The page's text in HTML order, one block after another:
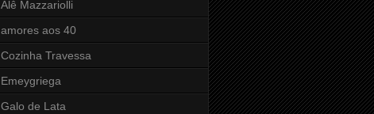
Alê Mazzariolli
amores aos 40
Cozinha Travessa
Emeygriega
Galo de Lata